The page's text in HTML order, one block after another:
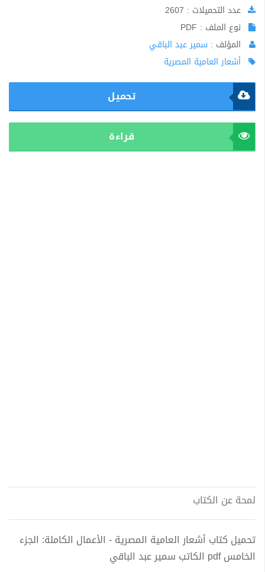
عدد التحميلات : 2607
نوع الملف : PDF
المؤلف : سمير عبد الباقي
أشعار العامية المصرية
تحميل
قراءة
لمحة عن الكتاب
تحميل كتاب أشعار العامية المصرية - الأعمال الكاملة: الجزء
الخامس pdf الكاتب سمير عبد الباقي